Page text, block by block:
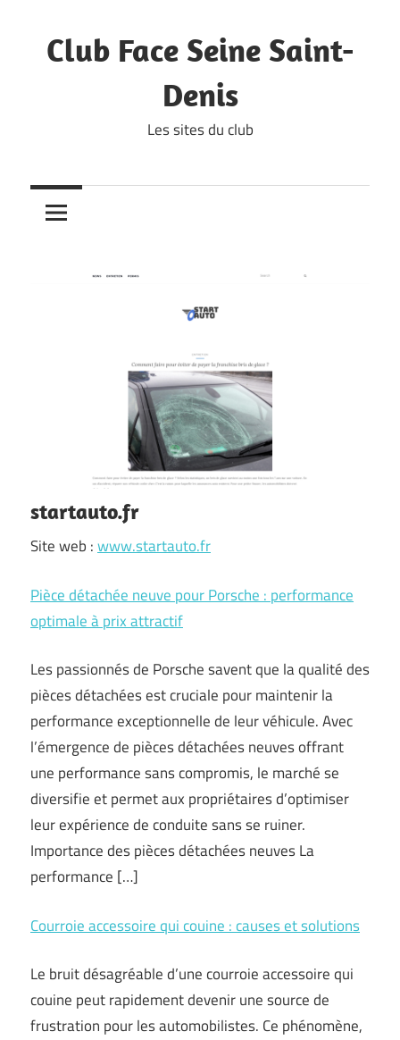
content
Club Face Seine Saint-
Denis
Les sites du club
startauto.fr
Site web :www.startauto.fr
Pièce détachée neuve pour Porsche : performance
optimale à prix attractif
Les passionnés de Porsche savent que la qualité des
pièces détachées est cruciale pour maintenir la
performance exceptionnelle de leur véhicule. Avec
l’émergence de pièces détachées neuves offrant
une performance sans compromis, le marché se
diversifie et permet aux propriétaires d’optimiser
leur expérience de conduite sans se ruiner.
Importance des pièces détachées neuves La
performance […]
Courroie accessoire qui couine : causes et solutions
Le bruit désagréable d’une courroie accessoire qui
couine peut rapidement devenir une source de
frustration pour les automobilistes. Ce phénomène,